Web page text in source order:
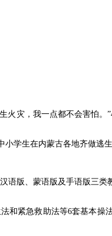
灾，我一点都不会害怕
学生在内蒙古各地齐做逃生
语版、蒙语版及手语版三
和紧急救助法等6套基本